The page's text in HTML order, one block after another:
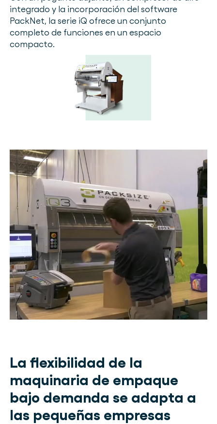
integrado y la incorporación del software
PackNet, la serie iQ ofrece un conjunto
completo de funciones en un espacio
compacto.
La flexibilidad de la
maquinaria de empaque
bajo demanda se adapta a
las pequeñas empresas